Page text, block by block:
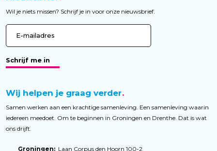
Wij helpen je graag verder
Samen werken aan een krachtige samenleving. Een samenleving waarin
iedereen meedoet. Om te beginnen in Groningen en Drenthe. Dat is wat
ons drijft.
Groningen: Laan Corpus den Hoorn 100-2
Wil je niets missen? Schrijf je in voor onze nieuwsbrief.
Schrijf me in